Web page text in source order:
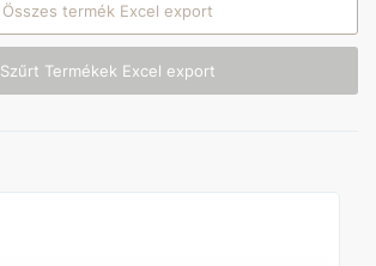
Összes termék Excel export
Szűrt Termékek Excel export